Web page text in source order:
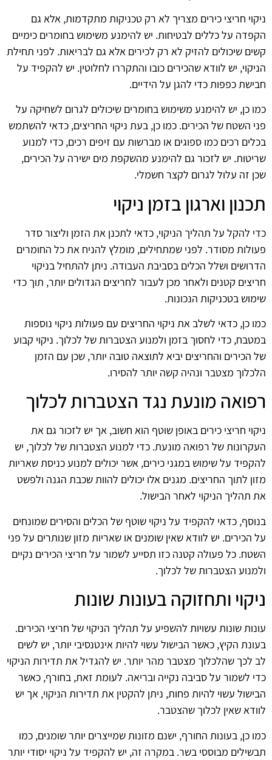
ניקוי חריצי כירים מצריך לא רק טכניקות מתקדמות, אלא גם
הקפדה על כללים לבטיחות. יש להימנע משימוש בחומרים כימיים
קשים שיכולים להזיק לא רק לכירים אלא גם לבריאות. לפני תחילת
הניקוי, יש לוודא שהכירים כובו והתקררו לחלוטין. יש להקפיד על
חבישת כפפות כדי להגן על הידיים.
כמו כן, יש להימנע משימוש בחומרים שיכולים לגרום לשחיקה על
פני השטח של הכירים. כמו כן, בעת ניקוי החריצים, כדאי להשתמש
בכלים רכים כמו ספוגים או מברשות עם זיפים רכים, כדי למנוע
שריטות. יש לזכור גם להימנע מהשקפת מים ישירה על הכירים,
שכן זה עלול לגרום לקצר חשמלי.
תכנון וארגון בזמן ניקוי
כדי להקל על תהליך הניקוי, כדאי לתכנן את הזמן וליצור סדר
פעולות מסודר. לפני שמתחילים, מומלץ להניח את כל החומרים
הדרושים ושלל הכלים בסביבת העבודה. ניתן להתחיל בניקוי
חריצים קטנים ולאחר מכן לעבור לחריצים הגדולים יותר, תוך כדי
שימוש בטכניקות הנכונות.
כמו כן, כדאי לשלב את ניקוי החריצים עם פעולות ניקוי נוספות
במטבח, כדי לחסוך בזמן ולמנוע הצטברות של לכלוך. ניקוי קבוע
של הכירים והחריצים יביא לתוצאה טובה יותר, שכן עם הזמן
הלכלוך מצטבר ונהיה קשה יותר להסירו.
רפואה מונעת נגד הצטברות לכלוך
ניקוי חריצי כירים באופן שוטף הוא חשוב, אך יש לזכור גם את
העקרונות של רפואה מונעת. כדי למנוע הצטברות של לכלוך, יש
להקפיד על שימוש במגני כירים, אשר יכולים למנוע כניסת שאריות
מזון לתוך החריצים. מגנים אלו יכולים להוות שכבת הגנה ולפשט
את תהליך הניקוי לאחר הבישול.
בנוסף, כדאי להקפיד על ניקוי שוטף של הכלים והסירים שמונחים
על הכירים. יש לוודא שאין שומנים או שאריות מזון שנותרים על פני
השטח. כל פעולה קטנה כזו תסייע לשמור על חריצי הכירים נקיים
ולמנוע הצטברות של לכלוך.
ניקוי ותחזוקה בעונות שונות
עונות שונות עשויות להשפיע על תהליך הניקוי של חריצי הכירים.
בעונת הקיץ, כאשר הבישול עשוי להיות אינטנסיבי יותר, יש לשים
לב לכך שהלכלוך מצטבר מהר יותר. יש להגדיל את תדירות הניקוי
כדי לשמור על סביבה נקייה ובריאה. לעומת זאת, בחורף, כאשר
הבישול עשוי להיות פחות, ניתן להקטין את תדירות הניקוי, אך יש
לוודא שאין לכלוך שהצטבר.
כמו כן, בעונות החורף, ישנם מזונות שמייצרים יותר שומנים, כמו
תבשילים מבוססי בשר. במקרה זה, יש להקפיד על ניקוי יסודי יותר